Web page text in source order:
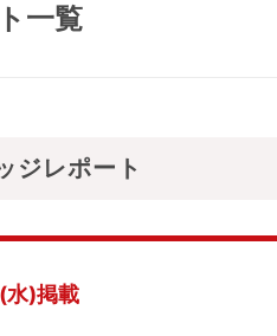
一覧
ジレポート
)掲載